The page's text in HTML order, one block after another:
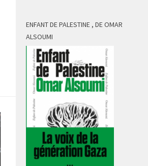
ENFANT DE PALESTINE , DE OMAR
ALSOUMI